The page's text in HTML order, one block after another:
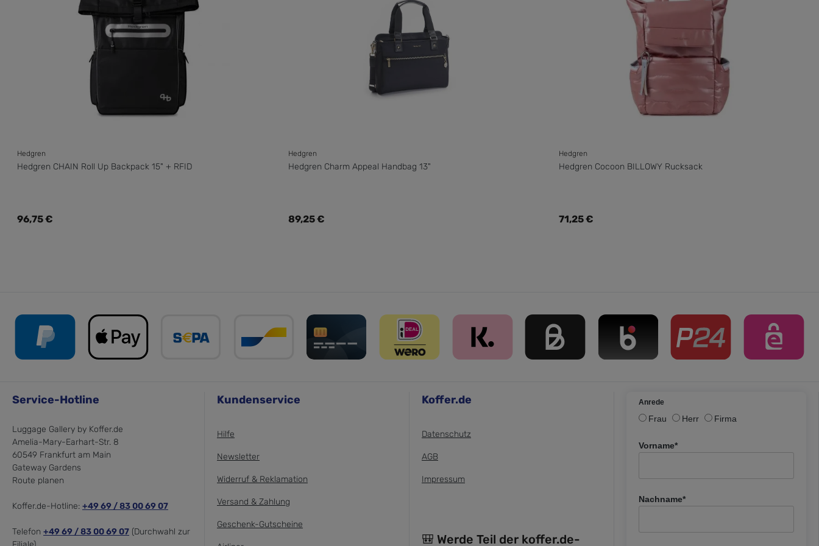
Hedgren
Hedgren CHAIN Roll Up Backpack 15" + RFID
Regulärer Preis:
96,75 €
Hedgren
Hedgren Charm Appeal Handbag 13"
Regulärer Preis:
89,25 €
Hedgren
Hedgren Cocoon BILLOWY Rucksack
Regulärer Preis:
71,25 €
Service-Hotline
Luggage Gallery by Koffer.de
Amelia-Mary-Earhart-Str. 8
60549 Frankfurt am Main
Gateway Gardens
Route planen
Koffer.de-Hotline: +49 69 / 83 00 69 07
Telefon +49 69 / 83 00 69 07 (Durchwahl zur
Kundenservice
Hilfe
Newsletter
Widerruf & Reklamation
Versand & Zahlung
Geschenk-Gutscheine
Koffer.de
Datenschutz
AGB
Impressum
🎒 Werde Teil der koffer.de-
Anrede
Frau Herr Firma
Vorname*
Nachname*